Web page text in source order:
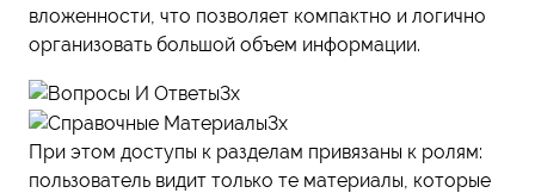
вложенности, что позволяет компактно и логично
организовать большой объем информации.
При этом доступы к разделам привязаны к ролям:
пользователь видит только те материалы, которые